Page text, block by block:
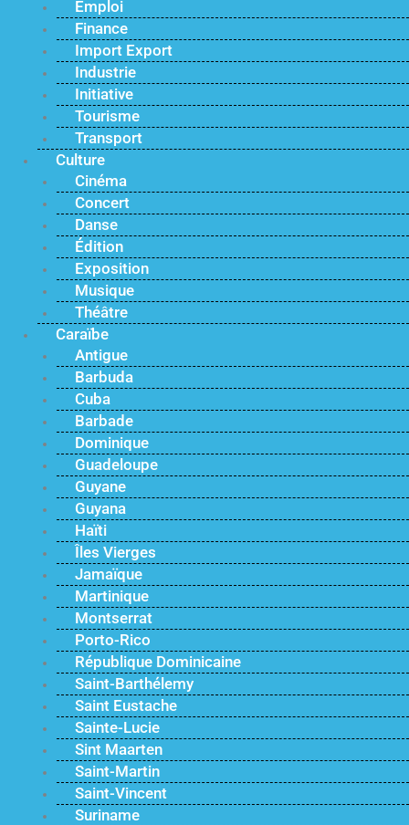
Emploi
Finance
Import Export
Industrie
Initiative
Tourisme
Transport
Culture
Cinéma
Concert
Danse
Édition
Exposition
Musique
Théâtre
Caraïbe
Antigue
Barbuda
Cuba
Barbade
Dominique
Guadeloupe
Guyane
Guyana
Haïti
Îles Vierges
Jamaïque
Martinique
Montserrat
Porto-Rico
République Dominicaine
Saint-Barthélemy
Saint Eustache
Sainte-Lucie
Sint Maarten
Saint-Martin
Saint-Vincent
Suriname